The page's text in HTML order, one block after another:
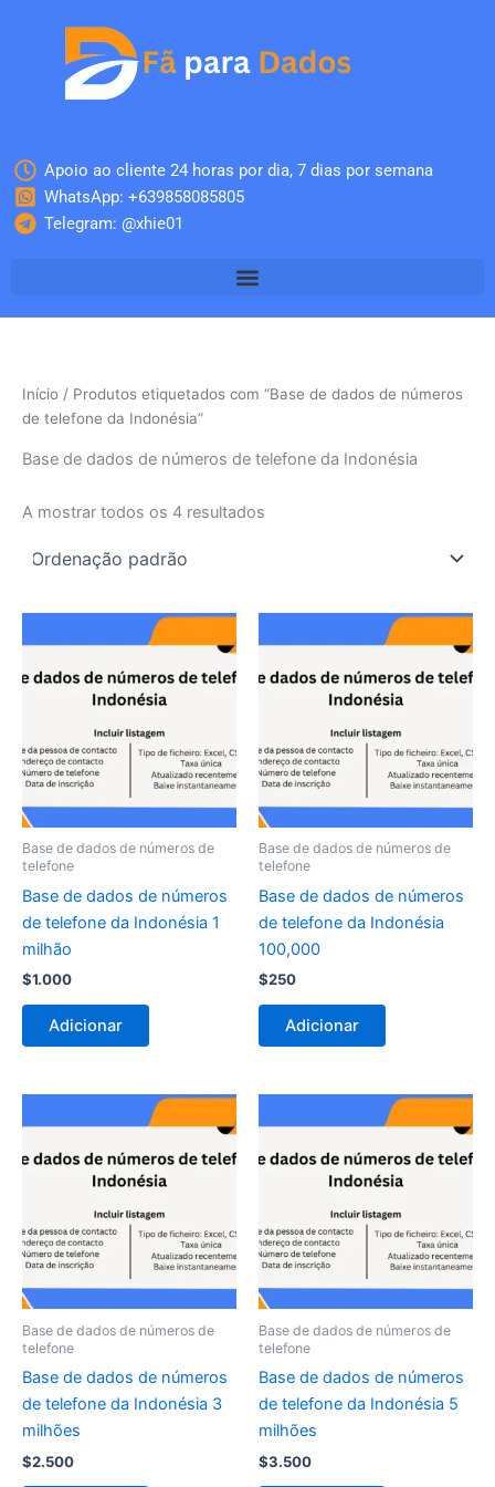
Apoio ao cliente 24 horas por dia, 7 dias por semana
WhatsApp: +639858085805
Telegram: @xhie01
Início / Produtos etiquetados com “Base de dados de números
de telefone da Indonésia”
Base de dados de números de telefone da Indonésia
A mostrar todos os 4 resultados
Base de dados de números de
telefone
Base de dados de números
de telefone da Indonésia 1
milhão
$1.000
Adicionar
Base de dados de números de
telefone
Base de dados de números
de telefone da Indonésia
100,000
$250
Adicionar
Base de dados de números de
telefone
Base de dados de números
de telefone da Indonésia 3
milhões
$2.500
Base de dados de números de
telefone
Base de dados de números
de telefone da Indonésia 5
milhões
$3.500